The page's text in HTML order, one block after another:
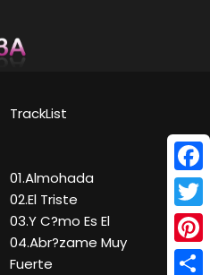
TrackList
01.Almohada
02.El Triste
03.Y C?mo Es El
04.Abr?zame Muy
Fuerte